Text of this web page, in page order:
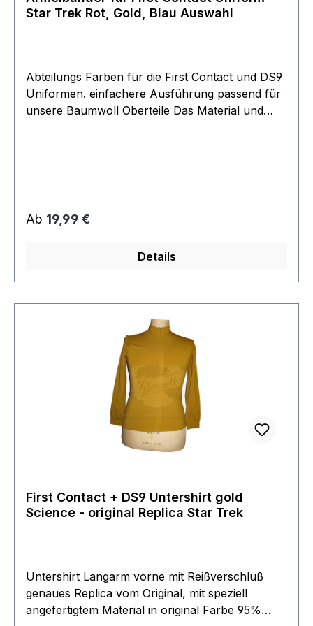
Star Trek Rot, Gold, Blau Auswahl
Abteilungs Farben für die First Contact und DS9
Uniformen. einfachere Ausführung passend für
unsere Baumwoll Oberteile Das Material und
Größen von S - XXXXL und muß angenäht
werden.
Regulärer Preis:
Ab 19,99 €
Details
First Contact + DS9 Untershirt gold
Science - original Replica Star Trek
Untershirt Langarm vorne mit Reißverschluß
genaues Replica vom Original, mit speziell
angefertigtem Material in original Farbe 95%